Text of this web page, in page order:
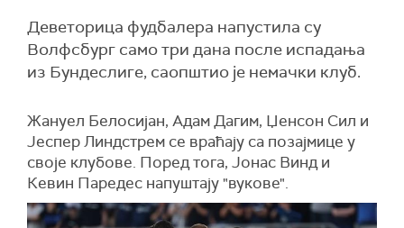
Деветорица фудбалера напустила су
Волфсбург само три дана после испадања
из Бундеслиге, саопштио је немачки клуб.
Жануел Белосијан, Адам Дагим, Џенсон Сил и
Јеспер Линдстрем се враћају са позајмице у
своје клубове. Поред тога, Јонас Винд и
Кевин Паредес напуштају "вукове".